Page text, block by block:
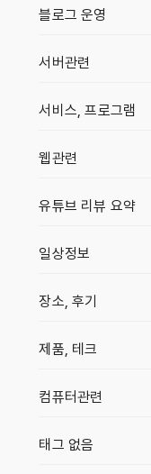
블로그 운영
서버관련
서비스, 프로그램
웹관련
유튜브 리뷰 요약
일상정보
장소, 후기
제품, 테크
컴퓨터관련
태그 없음